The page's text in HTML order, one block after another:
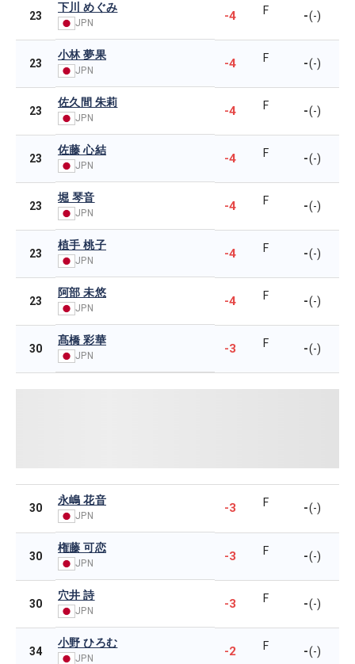
23
下川 めぐみ
JPN -4 F -(-)
23
小林 夢果
JPN -4 F -(-)
23
佐久間 朱莉
JPN -4 F -(-)
23
佐藤 心結
JPN -4 F -(-)
23
堀 琴音
JPN -4 F -(-)
23
植手 桃子
JPN -4 F -(-)
23
阿部 未悠
JPN -4 F -(-)
30
髙橋 彩華
JPN -3 F -(-)
30
永嶋 花音
JPN
-3 F -(-)
30
権藤 可恋
JPN -3 F -(-)
30
穴井 詩
JPN -3 F -(-)
34
小野 ひろむ
JPN -2 F -(-)